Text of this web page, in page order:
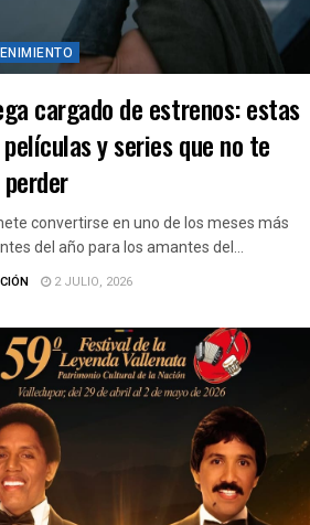
cargado de estrenos: estas
y series que no te
convertirse en uno de los meses más
del año para los amantes del...
2 JULIO, 2026